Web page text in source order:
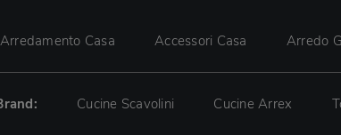
Arredamento Casa Accessori Casa Arredo
Cucine Scavolini Cucine Arrex